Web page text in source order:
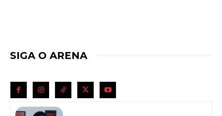
SIGA O ARENA